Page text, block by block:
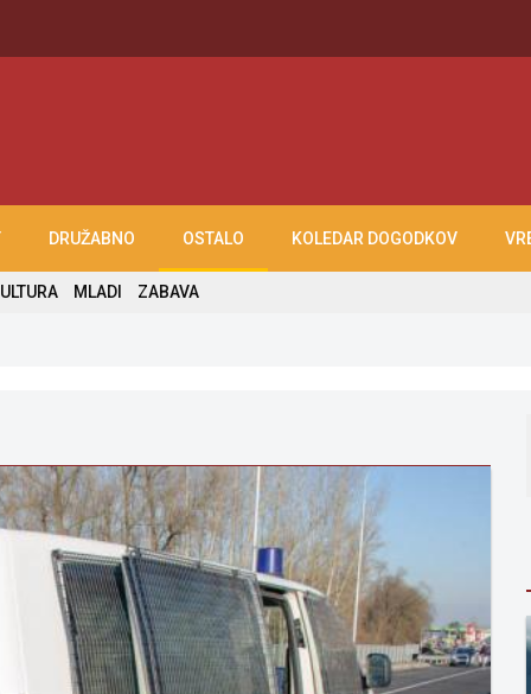
DRUŽABNO OSTALO KOLEDAR DOGODKOV
MLADI ZABAVA